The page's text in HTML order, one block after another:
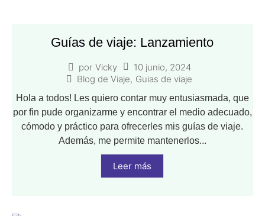
Guías de viaje: Lanzamiento
por Vicky
10 junio, 2024
Blog de Viaje, Guias de viaje
Hola a todos! Les quiero contar muy entusiasmada, que
por fin pude organizarme y encontrar el medio adecuado,
cómodo y práctico para ofrecerles mis guías de viaje.
Además, me permite mantenerlos...
Leer más